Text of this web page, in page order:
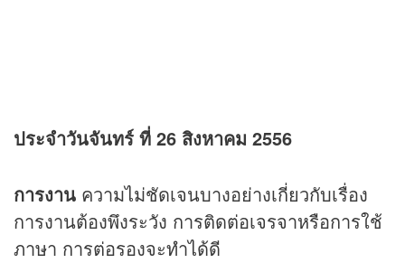
ประจำวันจันทร์ ที่ 26 สิงหาคม 2556
การงาน ความไม่ชัดเจนบางอย่างเกี่ยวกับเรื่อง
การงานต้องพึงระวัง การติดต่อเจรจาหรือการใช้
ภาษา การต่อรองจะทำได้ดี